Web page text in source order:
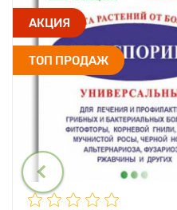
АКЦИЯ
ТОП ПРОДАЖ